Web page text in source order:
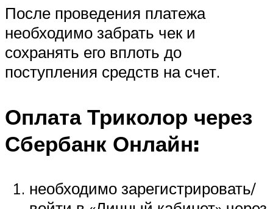
После проведения платежа
необходимо забрать чек и
сохранять его вплоть до
поступления средств на счет.
Оплата Триколор через
Сбербанк Онлайн:
необходимо зарегистрировать/